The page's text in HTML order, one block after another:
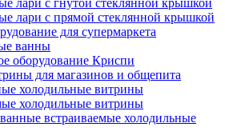
лари с гнутой стеклянной крышкой
лари с прямой стеклянной крышкой
для супермаркета
ванны
оборудование Криспи
для магазинов и общепита
холодильные витрины
холодильные витрины
встраиваемые холодильные